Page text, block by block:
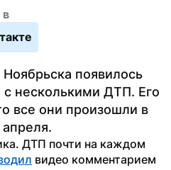
появилось
несколькими ДТП. Его
все они произошли в
ДТП почти на каждом
видео комментарием